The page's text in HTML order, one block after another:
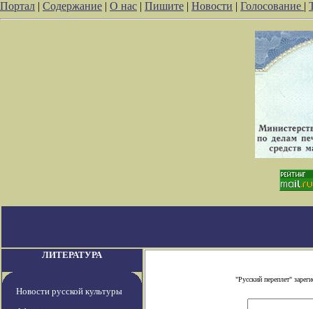
Портал | Содержание | О нас | Пишите | Новости | Голосование |
ЛИТЕРАТУРА
Новости русской культуры
"Русский переплет"